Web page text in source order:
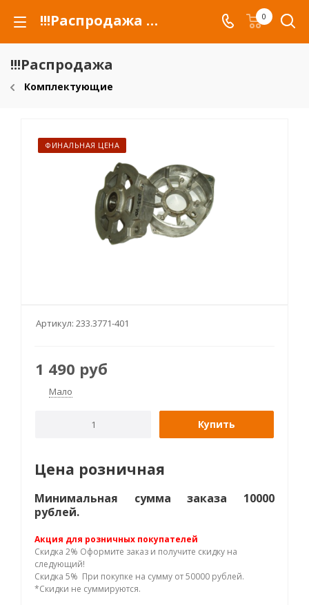
!!!Распродажа для автомобилей российских марок и сельхозтехники 0
!!!Распродажа
Комплектующие
ФИНАЛЬНАЯ ЦЕНА
Артикул: 233.3771-401
1 490 руб
Мало
Купить
Цена розничная
Минимальная сумма заказа 10000
рублей.
Акция для розничных покупателей
Скидка 2% Оформите заказ и получите скидку на
следующий!
Скидка 5% При покупке на сумму от 50000 рублей.
*Скидки не суммируются.